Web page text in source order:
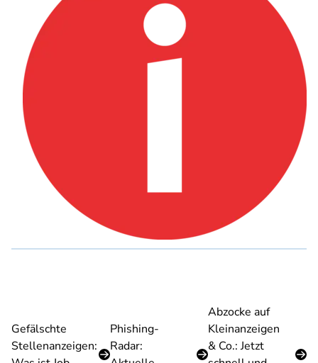
Gefälschte
Stellenanzeigen:
Phishing-
Radar:
Abzocke auf
Kleinanzeigen
& Co.: Jetzt